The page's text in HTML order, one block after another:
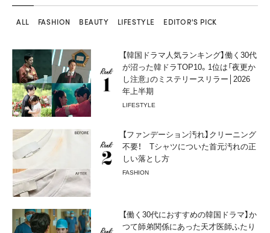
ALL FASHION BEAUTY LIFESTYLE EDITOR'S PICK
【韓国ドラマ人気ランキング】働く30代
が沼った韓ドラTOP10。1位は「夜更か
し注意」のミステリースリラー│2026
年上半期
LIFESTYLE
【ファンデーション汚れ】クリーニング
不要！ Tシャツについた首元汚れの正
しい落とし方
FASHION
【働く30代におすすめの韓国ドラマ】か
つて師弟関係にあった天才医師ふたり